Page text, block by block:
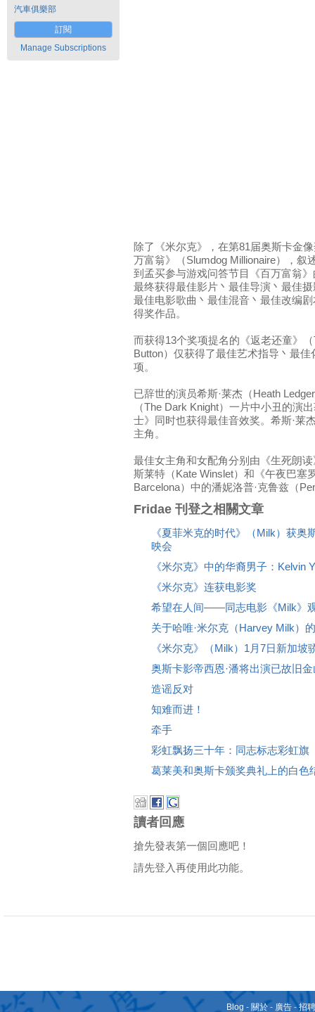
汽車俱樂部
訂閱
Manage Subscriptions
除了《米尔克》，在第81届奥斯卡金
万富翁》（Slumdog Millionaire），叙
到孟买参与游戏问答节目《百万富翁
最终获得最佳影片丶最佳导演丶最佳
最佳电影歌曲丶最佳混音丶最佳改编
得奖作品。
而获得13个奖项提名的《返老还童》
Button）仅获得了最佳艺术指导丶最
项。
已辞世的演员希斯·莱杰（Heath
（The Dark Knight）一片中小丑的演
士》同时也获得最佳音效奖。希斯·莱
主角。
最佳女主角和女配角分别由《生死朗
斯莱特（Kate Winslet）和《午夜巴塞
Barcelona）中的潘妮洛普·克鲁兹（
Fridae 刊登之相關文章
《夏菲米克的时代》（Milk）获
映会
《米尔克》中的华裔男子：Kelvin
《米尔克》连获电影奖
希望在人间——同志电影《Milk》
关于哈唯·米尔克（Harvey Milk）
《米尔克》（Milk）1月7日新加坡
奥斯卡影帝西恩·潘将出演已故旧
造谣反对
知难而进！
牵手
彩虹飘扬三十年：同志标志彩虹旗
葛莱美和奥斯卡颁奖典礼上的白色
讀者回應
搶先發表第一個回應吧！
請先登入再使用此功能。
Blog - 關於 - 廣告 -招